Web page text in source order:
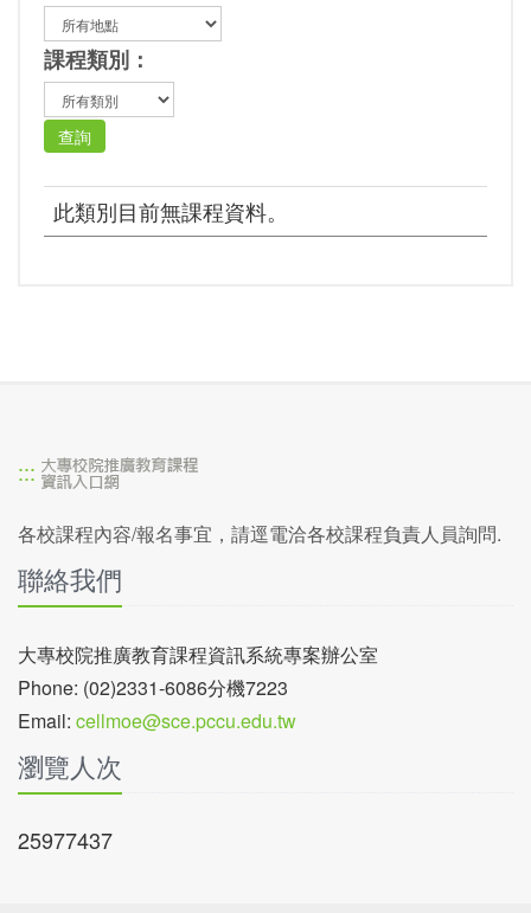
課程類別：
此類別目前無課程資料。
:::
各校課程內容/報名事宜，請逕電洽各校課程負責人員詢問.
聯絡我們
大專校院推廣教育課程資訊系統專案辦公室
Phone: (02)2331-6086分機7223
Email: cellmoe@sce.pccu.edu.tw
瀏覽人次
25977437